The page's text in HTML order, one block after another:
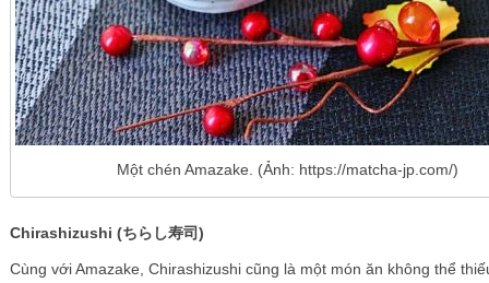
Một chén Amazake. (Ảnh: https://matcha-jp.com/)
Chirashizushi (ちらし寿司)
Cùng với Amazake, Chirashizushi cũng là một món ăn không thể